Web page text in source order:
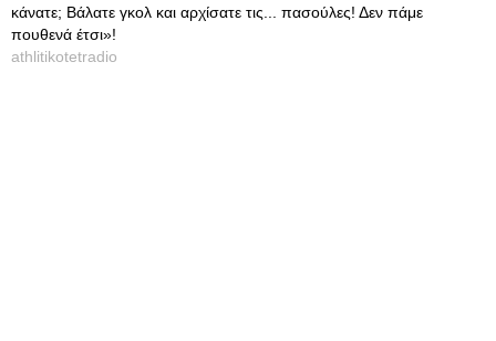
κάνατε; Βάλατε γκολ και αρχίσατε τις... πασούλες! Δεν πάμε
πουθενά έτσι»!
athlitikotetradio